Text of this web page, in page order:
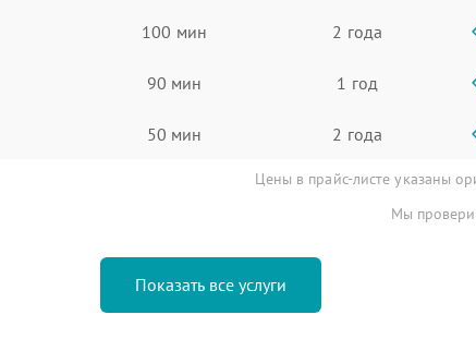
100 мин 2 года
90 мин 1 год
50 мин 2 года
Цены в прайс-листе указаны
Мы
Показать все услуги